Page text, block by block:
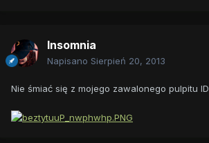
Insomnia
Napisano Sierpień 20, 2013
Nie śmiać się z mojego zawalonego pulpitu ID